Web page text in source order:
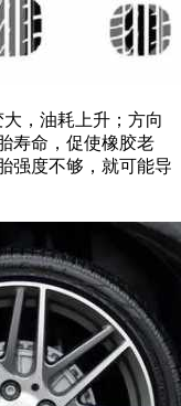
，油耗上升；方向
寿命，促使橡胶老
强度不够，就可能导